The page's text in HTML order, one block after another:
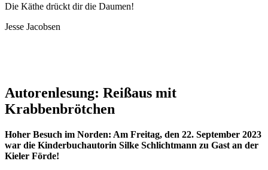
Die Käthe drückt dir die Daumen!
Jesse Jacobsen
Autorenlesung: Reißaus mit
Krabbenbrötchen
Hoher Besuch im Norden: Am Freitag, den 22. September 2023
war die Kinderbuchautorin Silke Schlichtmann zu Gast an der
Kieler Förde!